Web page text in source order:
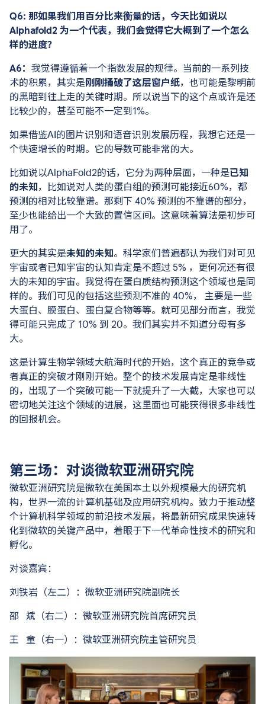
Q6: 那如果我们用百分比来衡量的话，今天比如说以
Alphafold2 为一个代表，我们会觉得它大概到了一个怎么
样的进度？
A6： 我觉得遵循着一个指数发展的规律。当前的一系列技
术的积累，其实是刚刚捅破了这层窗户纸，也可能是黎明前
的黑暗到往上走的关键时期。所以说当下的这个点或许是还
比较少的，甚至可能不一定到1%。
如果借鉴AI的图片识别和语音识别发展历程，我想它还是一
个快速增长的时期。它的导数可能非常的大。
比如说以AlphaFold2的话，它分为两种层面，一种是已知
的未知，比如说对人类的蛋白组的预测可能接近60%，都
预测的相对比较靠谱。那剩下 40% 预测的不靠谱的部分，
至少也能给出一个大致的置信区间。这意味着算法是初步可
用了。
更大的其实是未知的未知。科学家们普遍都认为我们对可见
宇宙或者已知宇宙的认知肯定是不超过 5% ，更何况还有很
大的未知的宇宙。我觉得在蛋白质结构预测这个领域也是同
样的。我们可见的包括这些预测不准的 40%， 主要是一些
大蛋白、膜蛋白、蛋白复合物等等。就可见部分而言，我觉
得可能只完成了 10% 到 20。我们其实并不知道分母有多
大。
这是计算生物学领域大航海时代的开始，这个真正的竞争或
者真正的突破才刚刚开始。整个的技术发展肯定是非线性
的，出现了一个突破可能一下就提升了一大截，大家也可以
密切地关注这个领域的进展，这里面也可能获得很多非线性
的回报机会。
第三场：对谈微软亚洲研究院
微软亚洲研究院是微软在美国本土以外规模最大的研究机
构，世界一流的计算机基础及应用研究机构。致力于推动整
个计算机科学领域的前沿技术发展，将最新研究成果快速转
化到微软的关键产品中，着眼于下一代革命性技术的研究和
孵化。
对谈嘉宾：
刘铁岩（左二）：微软亚洲研究院副院长
邵 斌（右二）：微软亚洲研究院首席研究员
王 童（右一）：微软亚洲研究院主管研究员